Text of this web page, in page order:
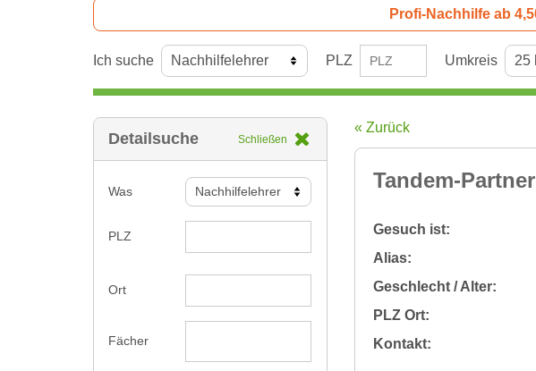
Profi-Nachhilfe ab
Ich suche PLZ Umkreis
Detailsuche Schließen
Was
PLZ
Ort
Fächer
« Zurück
Tandem-
Gesuch ist:
Alias:
Geschlecht / Alter:
PLZ Ort:
Kontakt: